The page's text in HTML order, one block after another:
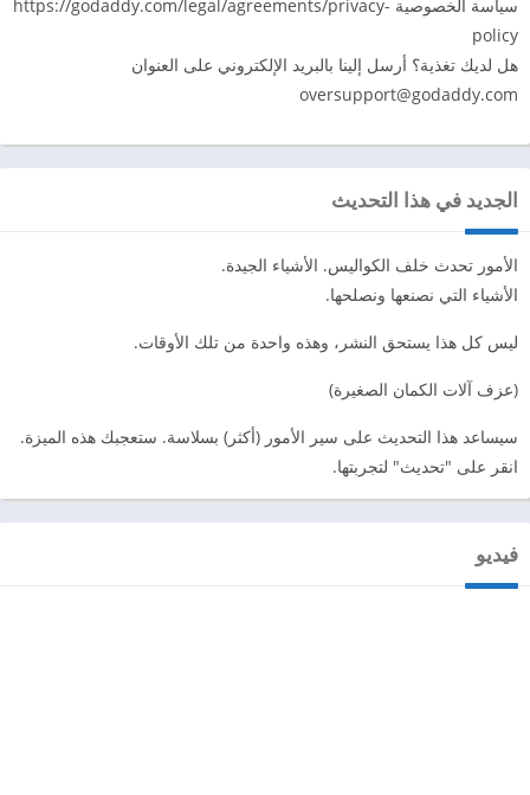
سياسة الخصوصية https://godaddy.com/legal/agreements/privacy-
policy
هل لديك تغذية؟ أرسل إلينا بالبريد الإلكتروني على العنوان
oversupport@godaddy.com
الجديد في هذا التحديث
الأمور تحدث خلف الكواليس. الأشياء الجيدة.
الأشياء التي نصنعها ونصلحها.
ليس كل هذا يستحق النشر، وهذه واحدة من تلك الأوقات.
(عزف آلات الكمان الصغيرة)
سيساعد هذا التحديث على سير الأمور (أكثر) بسلاسة. ستعجبك هذه الميزة.
انقر على "تحديث" لتجربتها.
فيديو